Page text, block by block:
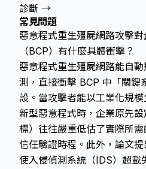
診斷 →
常見問題
惡意程式重生殭屍網路攻擊
（BCP）有什麼具體衝擊？
惡意程式重生殭屍網路能自
測，直接衝擊 BCP 中「關鍵
設。當攻擊者能以工業化規
新型惡意程式時，企業原先
標）往往嚴重低估了實際所
信任驗證時程。此外，論文
使入侵偵測系統（IDS）超載